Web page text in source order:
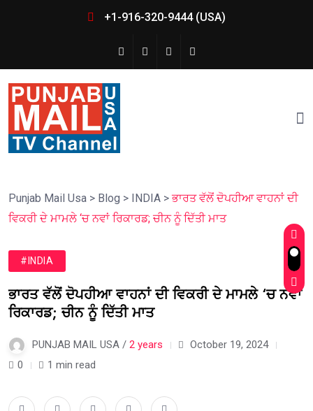
+1-916-320-9444 (USA)
Punjab Mail Usa > Blog > INDIA >ਭਾਰਤ ਵੱਲੋਂ ਦੋਪਹੀਆ ਵਾਹਨਾਂ ਦੀ
ਵਿਕਰੀ ਦੇ ਮਾਮਲੇ ‘ਚ ਨਵਾਂ ਰਿਕਾਰਡ; ਚੀਨ ਨੂੰ ਦਿੱਤੀ ਮਾਤ
#INDIA
ਭਾਰਤ ਵੱਲੋਂ ਦੋਪਹੀਆ ਵਾਹਨਾਂ ਦੀ ਵਿਕਰੀ ਦੇ ਮਾਮਲੇ ‘ਚ ਨਵਾਂ
ਰਿਕਾਰਡ; ਚੀਨ ਨੂੰ ਦਿੱਤੀ ਮਾਤ
PUNJAB MAIL USA / 2 years
October 19, 2024
0
1 min read